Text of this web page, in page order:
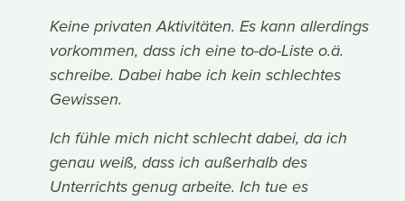
Keine privaten Aktivitäten. Es kann allerdings
vorkommen, dass ich eine to-do-Liste o.ä.
schreibe. Dabei habe ich kein schlechtes
Gewissen.
Ich fühle mich nicht schlecht dabei, da ich
genau weiß, dass ich außerhalb des
Unterrichts genug arbeite. Ich tue es